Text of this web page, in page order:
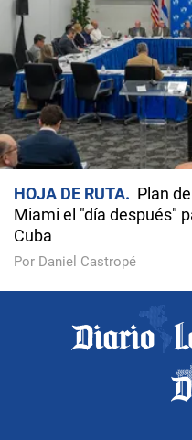
HOJA DE RUTA
Plan
Miami el "día después"
Cuba
Por Daniel Castropé